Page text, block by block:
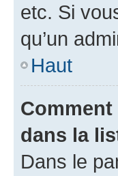
etc. Si
qu’un
Haut
dans la
Dans le